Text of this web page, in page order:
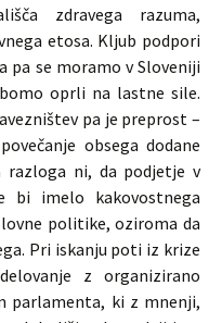
zdravega razuma,
etosa. Kljub podpori
pa se moramo v Sloveniji
oprli na lastne sile.
pa je preprost –
obsega dodane
razloga ni, da podjetje v
imelo kakovostnega
politike, oziroma da
Pri iskanju poti iz krize
z organizirano
parlamenta, ki z mnenji,